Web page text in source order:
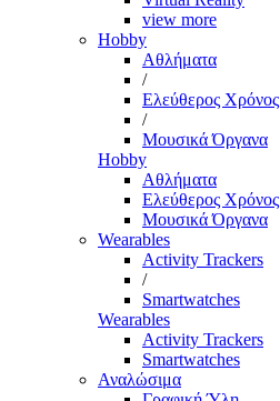
view more
Hobby
Αθλήματα
/
Ελεύθερος Χρόνος
/
Μουσικά Όργανα
Hobby
Αθλήματα
Ελεύθερος Χρόνος
Μουσικά Όργανα
Wearables
Activity Trackers
/
Smartwatches
Wearables
Activity Trackers
Smartwatches
Αναλώσιμα